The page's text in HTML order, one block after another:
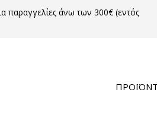
παραγγελίες άνω των 300€ (εντός